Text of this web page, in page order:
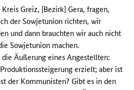
Greiz, [Bezirk] Gera, fragen,
der Sowjetunion richten, wir
und dann brauchten wir auch nicht
Sowjetunion machen.
Äußerung eines Angestellten:
erzielt; aber ist
der Kommunisten? Gibt es in den